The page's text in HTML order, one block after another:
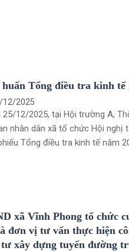
Tổng điều tra kinh tế
12/2025
25/12/2025, tại Hội trường A,
nhân dân xã tổ chức Hội nghị
Tổng điều tra kinh tế năm
xã Vĩnh Phong tổ chức
đơn vị tư vấn thực hiện
xây dựng tuyến đường